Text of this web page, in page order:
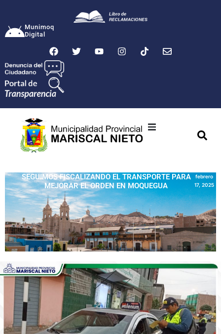
Munimoq
Digital
Transparencia
Seguridad
Programas
SEGUIMOS FISCALIZANDO EL TRANSPORTE PARA
MEJORAR EL ORDEN EN MOQUEGUA
febrero
17, 2025